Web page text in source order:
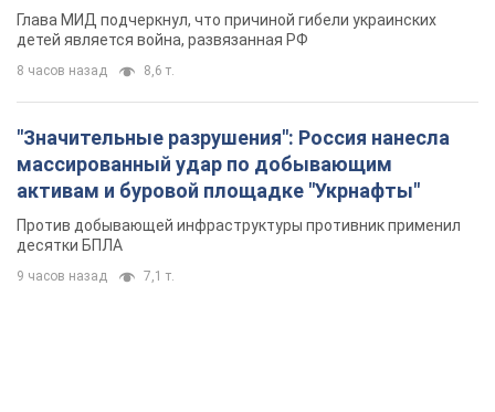
Глава МИД подчеркнул, что причиной гибели украинских
детей является война, развязанная РФ
8 часов назад 8,6 т.
"Значительные разрушения": Россия нанесла
массированный удар по добывающим
активам и буровой площадке "Укрнафты"
Против добывающей инфраструктуры противник применил
десятки БПЛА
9 часов назад 7,1 т.